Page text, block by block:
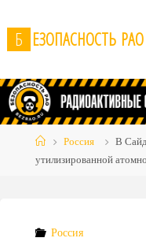
to
content
Б ЕЗОПАСНОСТЬ РАО
HomeРоссия
В
утилизированной
Россия